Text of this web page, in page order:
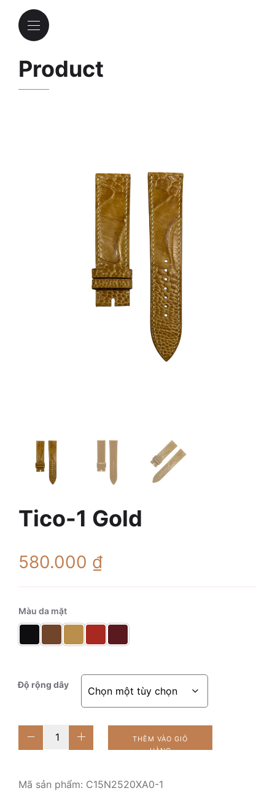
Product
Tico-1 Gold
580.000 ₫
Màu da mặt
Độ rộng dây
Tico-
số
THÊM VÀO GIỎ
HÀNG
Mã sản phẩm: C15N2520XA0-1